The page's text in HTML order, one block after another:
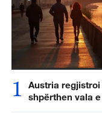
1
Austria
shpërthen vala